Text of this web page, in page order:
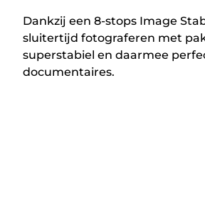
Dankzij een 8-stops Image
sluitertijd fotograferen met
superstabiel en daarmee
documentaires.